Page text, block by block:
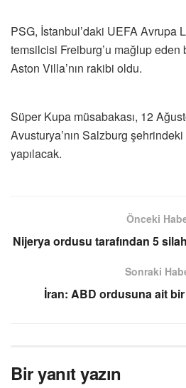
PSG, İstanbul’daki UEFA Avrupa
temsilcisi Freiburg’u mağlup eden
Aston Villa’nın rakibi oldu.
Süper Kupa müsabakası, 12
Avusturya’nın Salzburg
yapılacak.
Önceki
Nijerya ordusu tarafından 5
Sonraki
İran: ABD ordusuna ait
Bir yanıt yazın